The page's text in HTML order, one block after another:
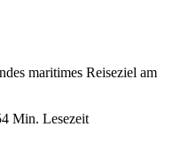
maritimes Reiseziel am
4 Min. Lesezeit